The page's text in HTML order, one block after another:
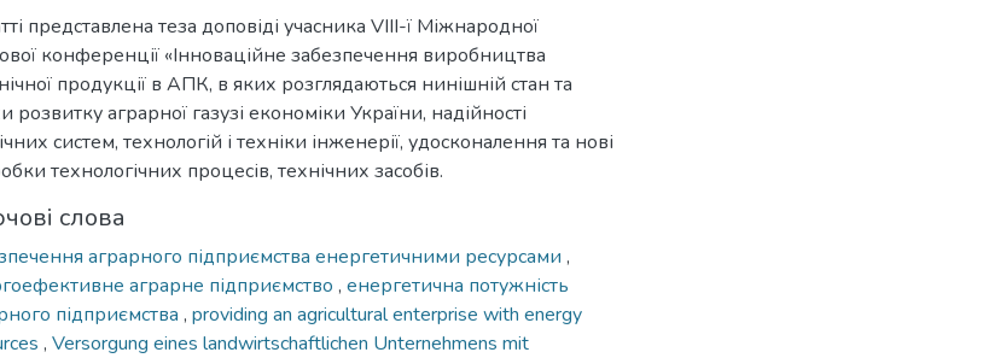
представлена теза доповіді учасника VIІІ-ї Міжнародної
конференції «Інноваційне забезпечення виробництва
продукції в АПК, в яких розглядаються нинішній стан та
розвитку аграрної газузі економіки України, надійності
систем, технологій і техніки інженерії, удосконалення та нові
технологічних процесів, технічних засобів.
слова
аграрного підприємства енергетичними ресурсами ,
аграрне підприємство , енергетична потужність
підприємства , providing an agricultural enterprise with energy
, Versorgung eines landwirtschaftlichen Unternehmens mit